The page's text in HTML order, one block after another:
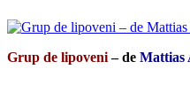
Grup de lipoveni– de Mattias